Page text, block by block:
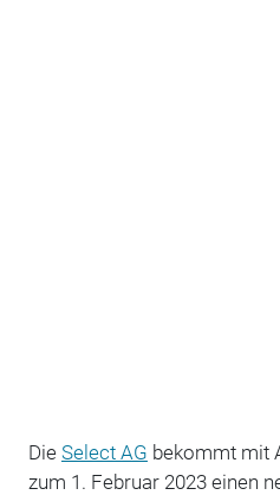
Die Select AG bekommt mit
zum 1. Februar 2023 einen